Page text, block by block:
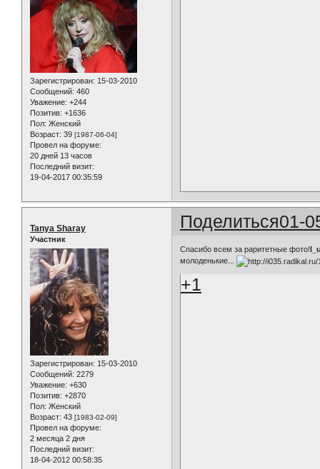
Зарегистрирован: 15-03-2010
Сообщений: 460
Уважение: +244
Позитив: +1636
Пол: Женский
Возраст: 39 [1987-06-04]
Провел на форуме:
20 дней 13 часов
Последний визит:
19-04-2017 00:35:59
Поделиться01-
Tanya Sharay
Участник
Зарегистрирован: 15-03-2010
Сообщений: 2279
Уважение: +630
Позитив: +2870
Пол: Женский
Возраст: 43 [1983-02-09]
Провел на форуме:
2 месяца 2 дня
Последний визит:
18-04-2012 00:58:35
Спасибо всем за раритетные фото!
молоденькие...
+1